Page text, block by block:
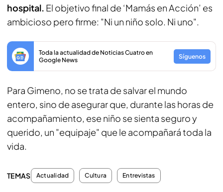
hospital. El objetivo final de ‘Mamás en Acción’ es
ambicioso pero firme: "Ni un niño solo. Ni uno".
Toda la actualidad de Noticias Cuatro en
Google News
Síguenos
Para Gimeno, no se trata de salvar el mundo
entero, sino de asegurar que, durante las horas de
acompañamiento, ese niño se sienta seguro y
querido, un "equipaje" que le acompañará toda la
vida.
TEMAS Actualidad Cultura Entrevistas